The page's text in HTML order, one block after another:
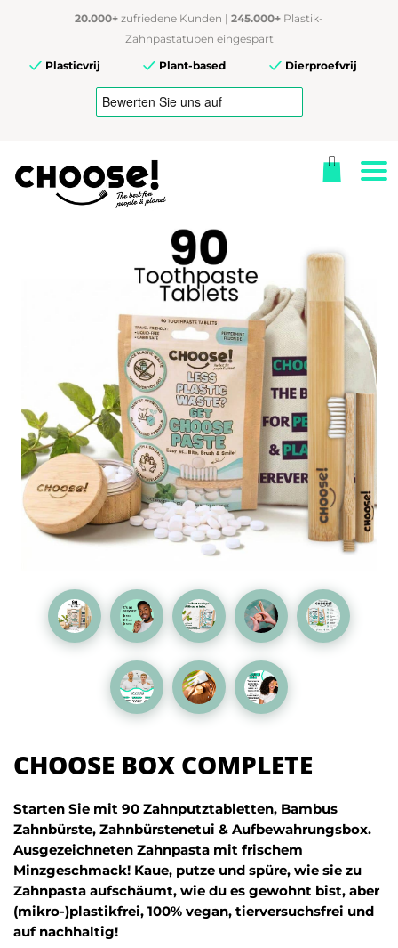
20.000+ zufriedene Kunden | 245.000+ Plastik-
Zahnpastatuben eingespart
Plasticvrij
Plant-based Dierproefvrij
CHOOSE BOX COMPLETE
Starten Sie mit 90 Zahnputztabletten, Bambus
Zahnbürste, Zahnbürstenetui & Aufbewahrungsbox.
Ausgezeichneten Zahnpasta mit frischem
Minzgeschmack! Kaue, putze und spüre, wie sie zu
Zahnpasta aufschäumt, wie du es gewohnt bist, aber
(mikro-)plastikfrei, 100% vegan, tierversuchsfrei und
auf nachhaltig!